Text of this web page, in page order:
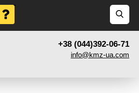
+38 (044)392-06-71
info@kmz-ua.com